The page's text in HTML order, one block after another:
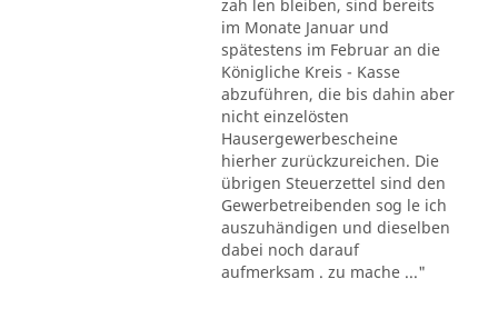
zah len bleiben, sind bereits
im Monate Januar und
spätestens im Februar an die
Königliche Kreis - Kasse
abzuführen, die bis dahin aber
nicht einzelösten
Hausergewerbescheine
hierher zurückzureichen. Die
übrigen Steuerzettel sind den
Gewerbetreibenden sog le ich
auszuhändigen und dieselben
dabei noch darauf
aufmerksam . zu mache ..."